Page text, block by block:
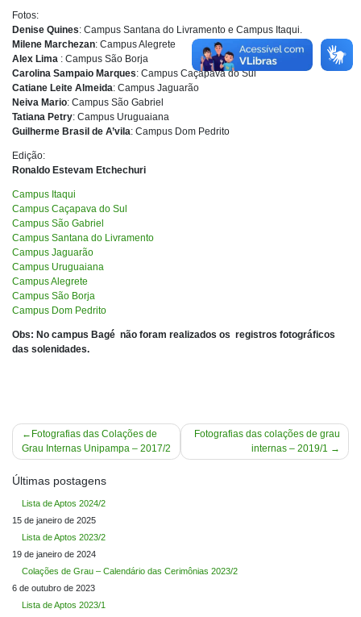
Fotos:
Denise Quines: Campus Santana do Livramento e Campus Itaqui.
Milene Marchezan: Campus Alegrete
Alex Lima : Campus São Borja
Carolina Sampaio Marques: Campus Caçapava do Sul
Catiane Leite Almeida: Campus Jaguarão
Neiva Mario: Campus São Gabriel
Tatiana Petry: Campus Uruguaiana
Guilherme Brasil de A’vila: Campus Dom Pedrito
Edição:
Ronaldo Estevam Etchechuri
Campus Itaqui
Campus Caçapava do Sul
Campus São Gabriel
Campus Santana do Livramento
Campus Jaguarão
Campus Uruguaiana
Campus Alegrete
Campus São Borja
Campus Dom Pedrito
Obs: No campus Bagé não foram realizados os registros fotográficos
das solenidades.
Navegação
de
Post
Fotografias das Colações de
Grau Internas Unipampa – 2017/2
Fotografias das colações de grau
internas – 2019/1
Últimas postagens
Lista de Aptos 2024/2
15 de janeiro de 2025
Lista de Aptos 2023/2
19 de janeiro de 2024
Colações de Grau – Calendário das Cerimônias 2023/2
6 de outubro de 2023
Lista de Aptos 2023/1